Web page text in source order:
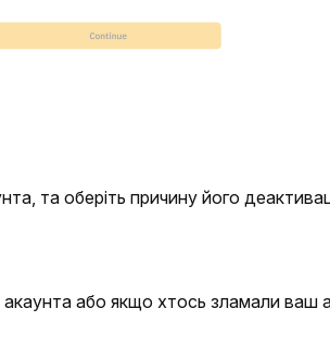
та оберіть причину його
або якщо хтось зламали ваш